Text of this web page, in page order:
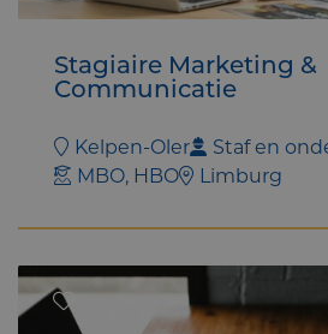
Stagiaire Marketing &
Communicatie
Kelpen-Oler
Staf en
MBO, HBO
Limburg